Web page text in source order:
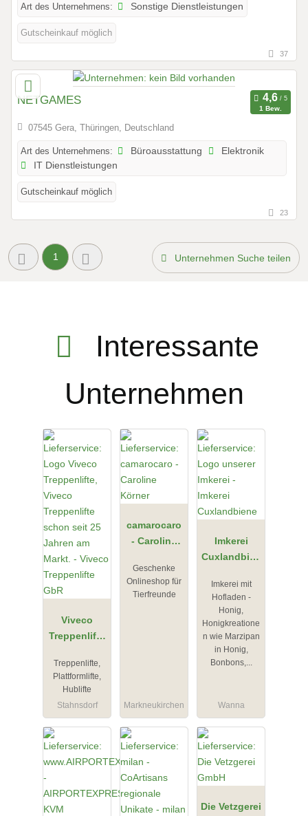
Art des Unternehmens: Sonstige Dienstleistungen
Gutscheinkauf möglich
37
NETGAMES
1 Bew.
07545 Gera, Thüringen, Deutschland
Art des Unternehmens: Büroausstattung
Elektronik
IT Dienstleistungen
Gutscheinkauf möglich
23
1 Unternehmen Suche teilen
Interessante
Unternehmen
Viveco
Treppenlifte
Treppenlifte,
Plattformlifte,
Hublifte
Stahnsdorf
camarocaro
- Caroline
Geschenke
Onlineshop für
Tierfreunde
Markneukirchen
Imkerei
Cuxlandbien
Imkerei mit
Hofladen -
Honig,
Honigkreatione
n wie Marzipan
in Honig,
Bonbons,...
Wanna
Die Vetzgerei